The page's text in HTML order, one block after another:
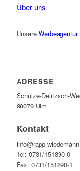
Über uns
Unsere
ADRESSE
Schulze-Delitzsch-
89079 Ulm
Kontakt
info@rapp-
Tel: 0731/151890-0
Fax: 0731/151890-1